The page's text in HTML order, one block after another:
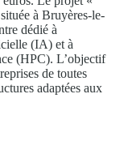
à Bruyères-le-
dédié à
(IA) et à
(HPC). L’objectif
de toutes
adaptées aux